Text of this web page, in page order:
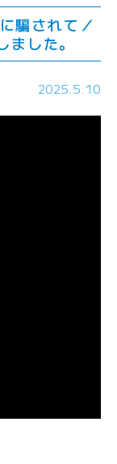
騙されて／
した。
2025.5.10